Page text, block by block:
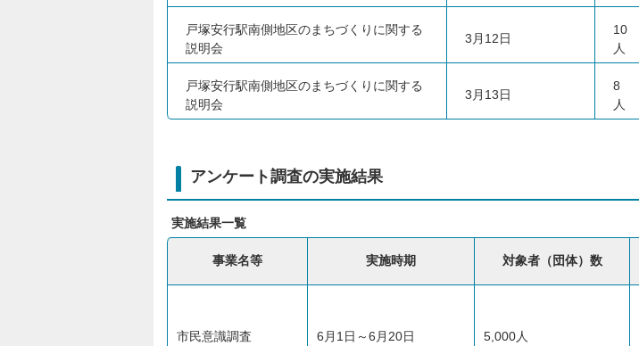
戸塚安行駅南側地区のまちづくりに関する
説明会
3月12日
10
人
戸塚安行駅南側地区のまちづくりに関する
説明会
3月13日
8
人
アンケート調査の実施結果
実施結果一覧
事業名等 実施時期 対象者（団体）数
市民意識調査 6月1日～6月20日 5,000人